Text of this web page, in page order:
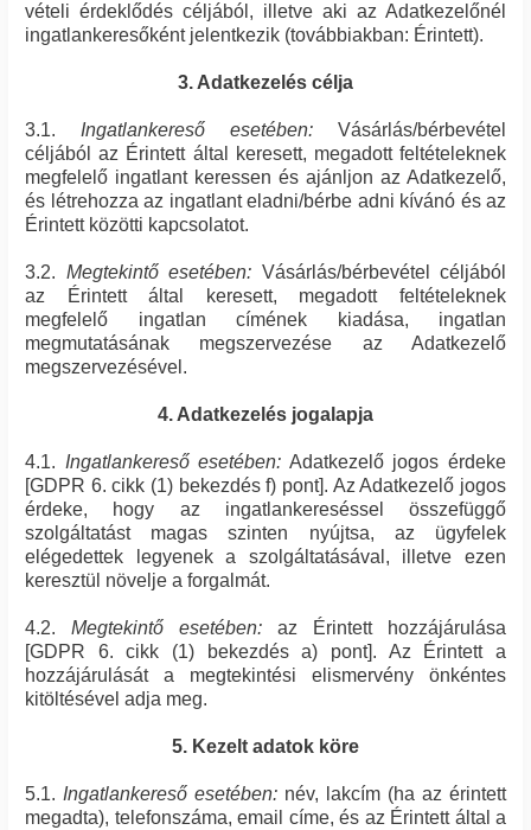
vételi érdeklődés céljából, illetve aki az Adatkezelőnél
ingatlankeresőként jelentkezik (továbbiakban: Érintett).
3. Adatkezelés célja
3.1. Ingatlankereső esetében: Vásárlás/bérbevétel
céljából az Érintett által keresett, megadott feltételeknek
megfelelő ingatlant keressen és ajánljon az Adatkezelő,
és létrehozza az ingatlant eladni/bérbe adni kívánó és az
Érintett közötti kapcsolatot.
3.2. Megtekintő esetében: Vásárlás/bérbevétel céljából
az Érintett által keresett, megadott feltételeknek
megfelelő ingatlan címének kiadása, ingatlan
megmutatásának megszervezése az Adatkezelő
megszervezésével.
4. Adatkezelés jogalapja
4.1. Ingatlankereső esetében: Adatkezelő jogos érdeke
[GDPR 6. cikk (1) bekezdés f) pont]. Az Adatkezelő jogos
érdeke, hogy az ingatlankereséssel összefüggő
szolgáltatást magas szinten nyújtsa, az ügyfelek
elégedettek legyenek a szolgáltatásával, illetve ezen
keresztül növelje a forgalmát.
4.2. Megtekintő esetében: az Érintett hozzájárulása
[GDPR 6. cikk (1) bekezdés a) pont]. Az Érintett a
hozzájárulását a megtekintési elismervény önkéntes
kitöltésével adja meg.
5. Kezelt adatok köre
5.1. Ingatlankereső esetében: név, lakcím (ha az érintett
megadta), telefonszáma, email címe, és az Érintett által a